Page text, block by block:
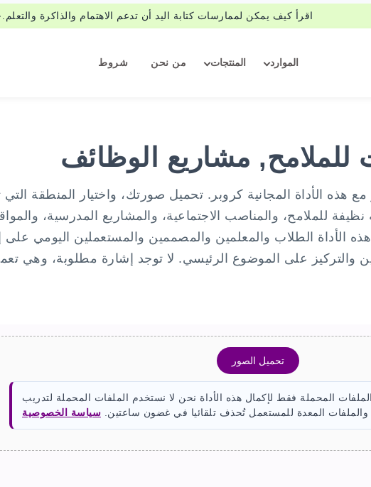
اقرأ كيف يمكن لممارسات كتابة اليد أن تدعم الاهتمام والذاكرة والتعلم.
الموارد المنتجات من نحن شروط
للملامح, مشاريع الوظائف
الأداة المجانية كروبر. تحميل صورتك، واختيار المنطقة التي
للملامح، والمناصب الاجتماعية، والمشاريع المدرسية،
هذه الأداة الطلاب والمعلمين والمصممين والمستعملين اليومي على
والتركيز على الموضوع الرئيسي. لا توجد إشارة مطلوبة، وهي
تحميل الصور
المحملة فقط لإكمال هذه الأداة نحن لا نستخدم الملفات المحملة لتدريب
سياسة الخصوصية